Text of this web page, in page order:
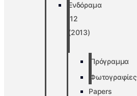
Ενδόραμα
’12
(2013)
Πρόγραμμα
Φωτογραφίες
Papers